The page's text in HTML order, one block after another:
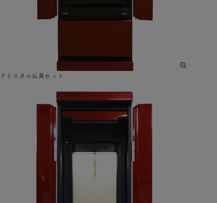
クリスタル仏具セット